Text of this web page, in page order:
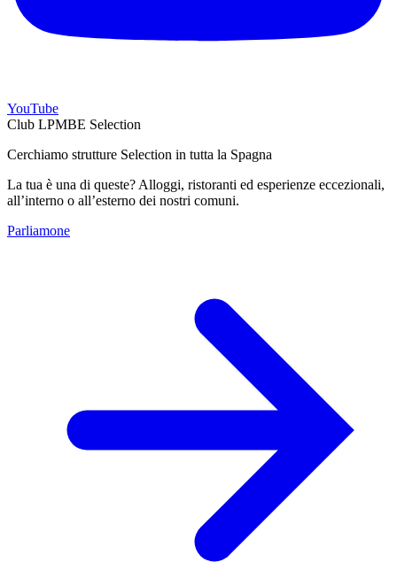
YouTube
Club LPMBE Selection
Cerchiamo strutture Selection in tutta la Spagna
La tua è una di queste? Alloggi, ristoranti ed esperienze eccezionali,
all’interno o all’esterno dei nostri comuni.
Parliamone